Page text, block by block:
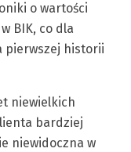
o wartości
BIK, co dla
pierwszej historii
niewielkich
bardziej
niewidoczna w